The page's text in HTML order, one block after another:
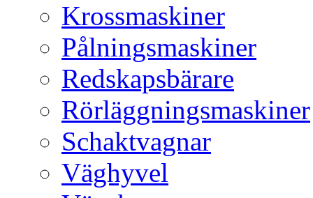
Krossmaskiner
Pålningsmaskiner
Redskapsbärare
Rörläggningsmaskiner
Schaktvagnar
Väghyvel